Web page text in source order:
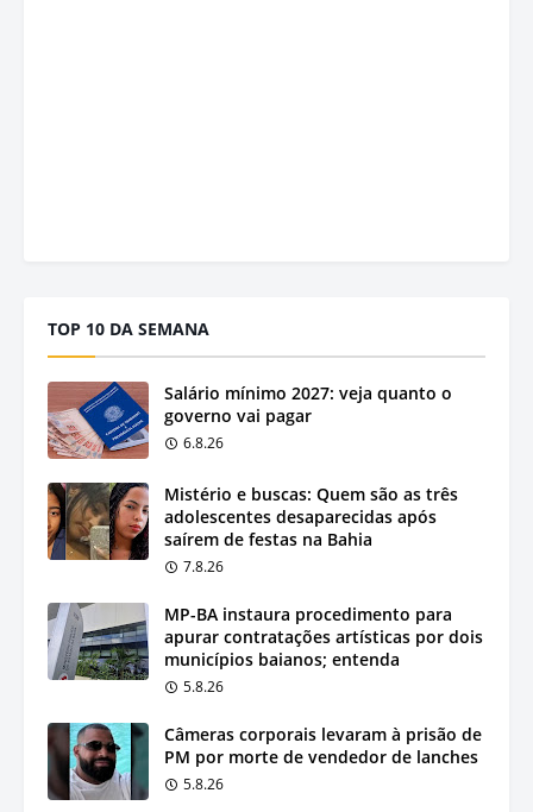
TOP 10 DA SEMANA
Salário mínimo 2027: veja quanto o
governo vai pagar
6.8.26
Mistério e buscas: Quem são as três
adolescentes desaparecidas após
saírem de festas na Bahia
7.8.26
MP-BA instaura procedimento para
apurar contratações artísticas por dois
municípios baianos; entenda
5.8.26
Câmeras corporais levaram à prisão de
PM por morte de vendedor de lanches
5.8.26